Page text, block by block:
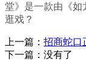
堂》是一款由《如
逛戏？
上一篇： 招商蛇口
下一篇：没有了